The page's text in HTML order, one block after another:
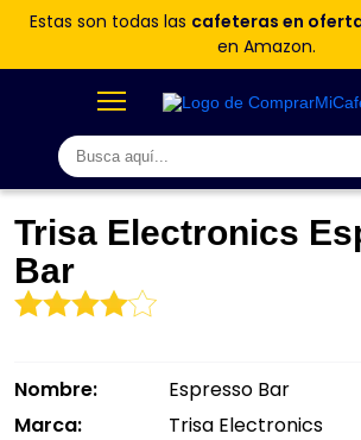
Estas son todas las cafeteras en
en Amazon.
Trisa Electronics
Bar
Nombre:
Espresso Bar
Marca:
Trisa Electronics